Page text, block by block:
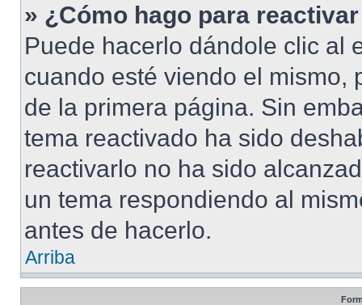
» ¿Cómo hago para
Puede hacerlo dándole clic al
cuando esté viendo el mismo,
de la primera página. Sin
tema reactivado ha sido
reactivarlo no ha sido
un tema respondiendo al
antes de hacerlo.
Arriba